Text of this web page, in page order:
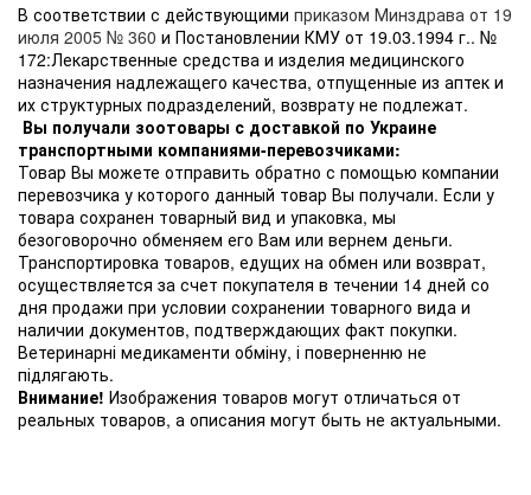
В соответствии с действующими приказом Минздрава от 19
июля 2005 № 360 и Постановлении КМУ от 19.03.1994 г.. №
172:Лекарственные средства и изделия медицинского
назначения надлежащего качества, отпущенные из аптек и
их структурных подразделений, возврату не подлежат.
Вы получали зоотовары с доставкой по Украине
транспортными компаниями-перевозчиками:
Товар Вы можете отправить обратно с помощью компании
перевозчика у которого данный товар Вы получали. Если у
товара сохранен товарный вид и упаковка, мы
безоговорочно обменяем его Вам или вернем деньги.
Транспортировка товаров, едущих на обмен или возврат,
осуществляется за счет покупателя в течении 14 дней со
дня продажи при условии сохранении товарного вида и
наличии документов, подтверждающих факт покупки.
Ветеринарні медикаменти обміну, і поверненню не
підлягають.
Внимание! Изображения товаров могут отличаться от
реальных товаров, а описания могут быть не актуальными.